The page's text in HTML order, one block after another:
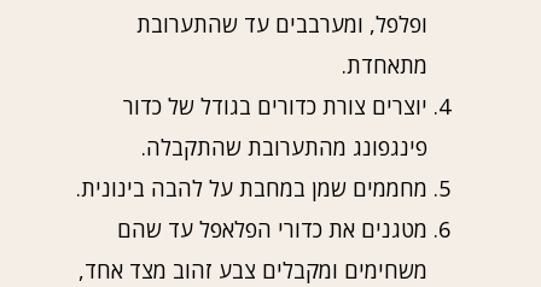
ופלפל, ומערבבים עד שהתערובת
מתאחדת.
יוצרים צורת כדורים בגודל של כדור
פינגפונג מהתערובת שהתקבלה.
מחממים שמן במחבת על להבה בינונית.
מטגנים את כדורי הפלאפל עד שהם
משחימים ומקבלים צבע זהוב מצד אחד,